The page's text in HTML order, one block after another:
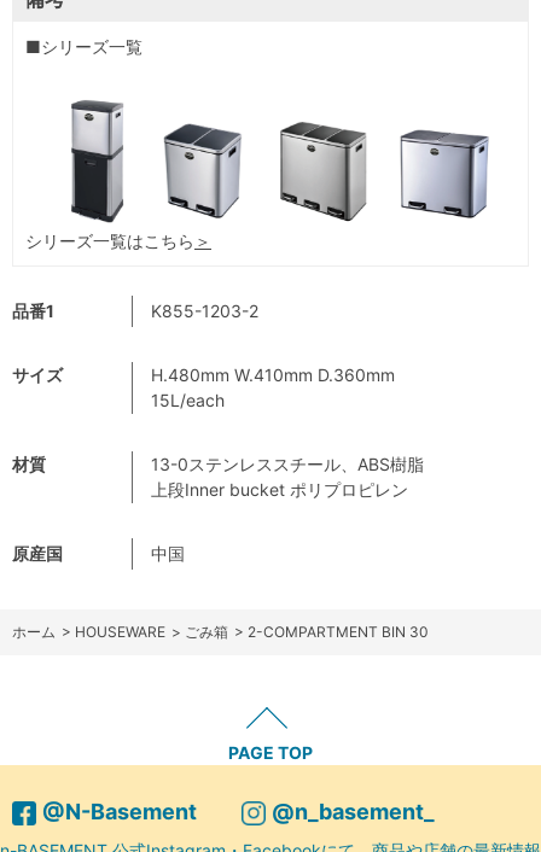
品番1 K855-1203-2
サイズ
H.480mm W.410mm D.360mm
15L/each
材質
13-0ステンレススチール、ABS樹脂
上段Inner bucket ポリプロピレン
原産国 中国
■シリーズ一覧
シリーズ一覧はこちら ＞
ホーム > HOUSEWARE > ごみ箱 > 2-COMPARTMENT BIN 30
PAGE TOP
@N-Basement @n_basement_